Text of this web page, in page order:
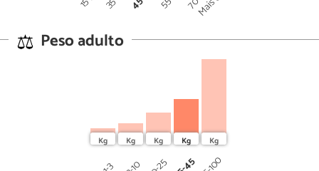
Peso adulto